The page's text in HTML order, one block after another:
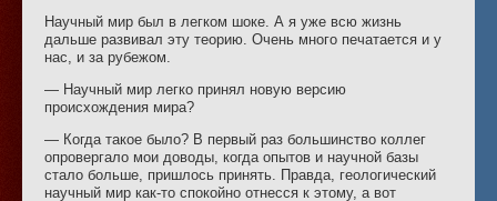
Научный мир был в легком шоке. А я уже всю жизнь
дальше развивал эту теорию. Очень много печатается и у
нас, и за рубежом.
— Научный мир легко принял новую версию
происхождения мира?
— Когда такое было? В первый раз большинство коллег
опровергало мои доводы, когда опытов и научной базы
стало больше, пришлось принять. Правда, геологический
научный мир как-то спокойно отнесся к этому, а вот